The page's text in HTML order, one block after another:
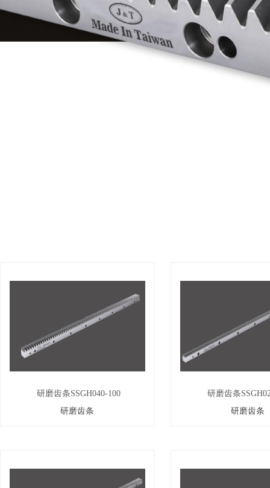
研磨齿条SSGH040-100
研磨齿条
研磨齿条
研磨齿条